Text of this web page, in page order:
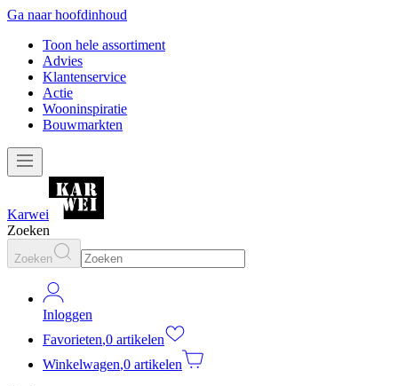
Ga naar hoofdinhoud
Toon hele assortiment
Advies
Klantenservice
Actie
Wooninspiratie
Bouwmarkten
Karwei
Zoeken
Zoeken
Inloggen
Favorieten,0 artikelen
Winkelwagen,0 artikelen